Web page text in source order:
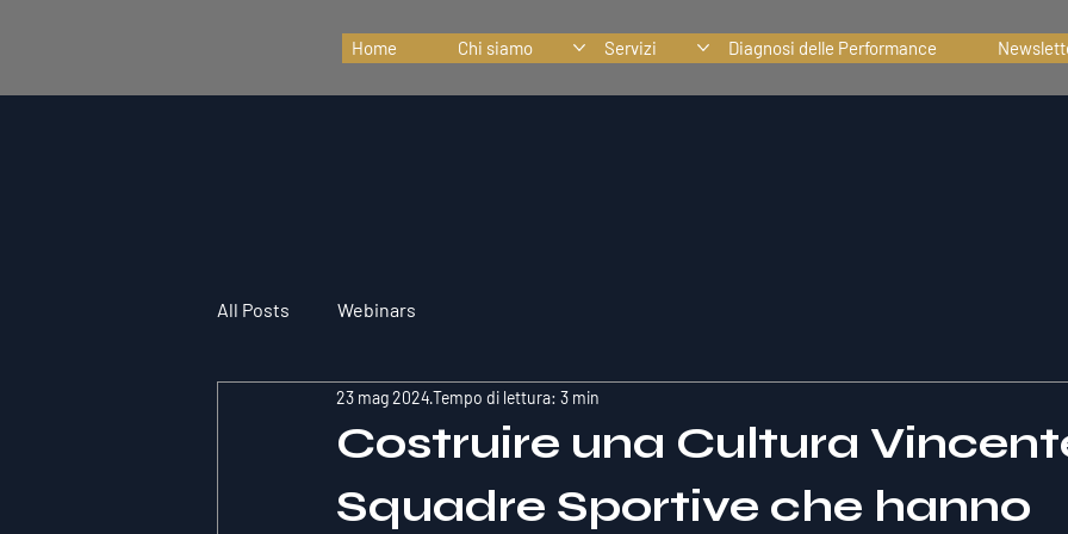
Home Chi siamo Servizi Diagnosi delle Performance
All Posts Webinars
Costruire una Cultura
Squadre Sportive che hanno
23 mag 2024Tempo di lettura: 3 min